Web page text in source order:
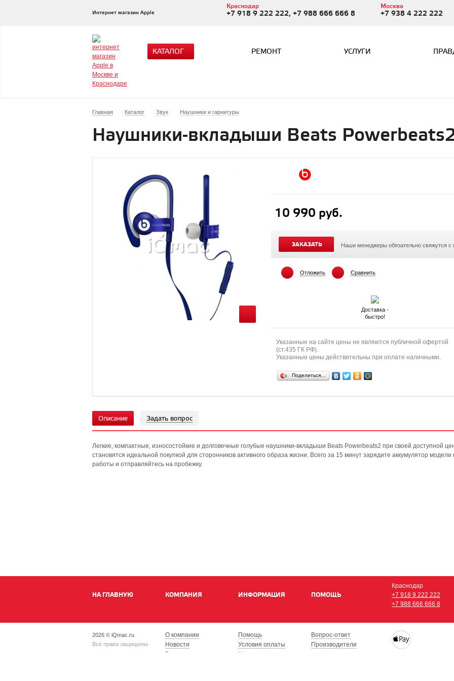
Интернет магазин Apple
Краснодар
+7 918 9 222 222, +7 988 666 666 8
Москва
+7 938 4 222 222
КАТАЛОГ РЕМОНТ УСЛУГИ
Главная Каталог Звук Наушники и гарнитуры
Наушники-вкладыши Beats
10 990 руб.
ЗАКАЗАТЬ Наши менеджеры обязательно свяжутся с
Отложить Сравнить
Доставка -
быстро!
Указанные на сайте цены не являются публичной офертой
(ст.435 ГК РФ).
Указанные цены действительны при оплате наличными.
Поделиться…
Описание Задать вопрос
Легкие, компактные, износостойкие и долговечные голубые наушники-вкладыши Beats Powerbeats2 при своей доступной
становятся идеальной покупкой для сторонников активного образа жизни. Всего за 15 минут зарядите аккумулятор модели
работы и отправляйтесь на пробежку.
НА ГЛАВНУЮ КОМПАНИЯ ИНФОРМАЦИЯ ПОМОЩЬ
Краснодар
+7 918 9 222 222
+7 988 666 666 8
2026 © iQmac.ru
Все права защищены
О компании
Новости
Вакансии
Помощь
Условия оплаты
Условия доставки
Вопрос-ответ
Производители